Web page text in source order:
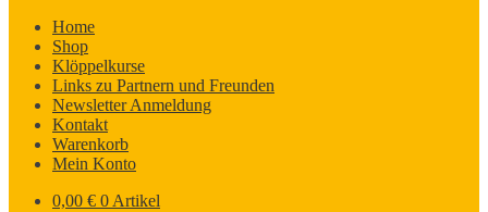
Home
Shop
Klöppelkurse
Links zu Partnern und Freunden
Newsletter Anmeldung
Kontakt
Warenkorb
Mein Konto
0,00 € 0 Artikel